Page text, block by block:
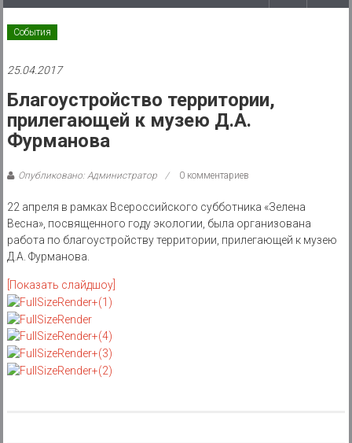
муниципального
района
Муниципальное
казенное
учреждение
События
25.04.2017
Благоустройство территории,
прилегающей к музею Д.А.
Фурманова
Опубликовано: Администратор 0 комментариев
22 апреля в рамках Всероссийского субботника «Зелена
Весна», посвященного году экологии, была организована
работа по благоустройству территории, прилегающей к музею
Д.А. Фурманова.
[Показать слайдшоу]